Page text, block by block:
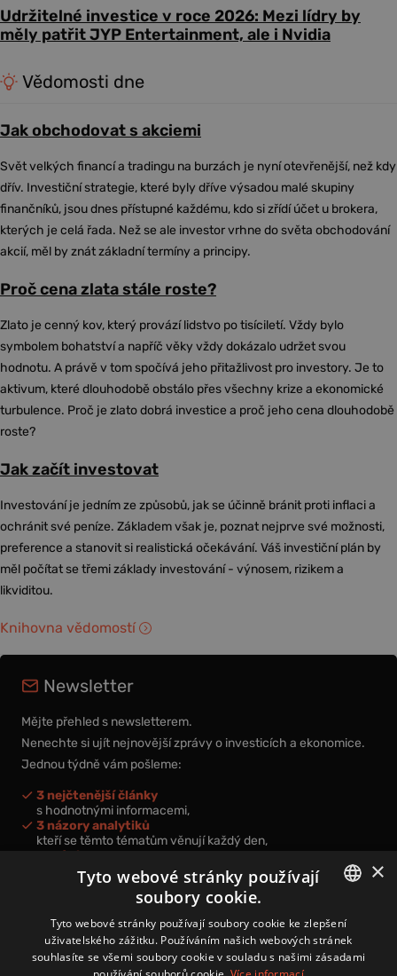
Udržitelné investice v roce 2026: Mezi lídry by
měly patřit JYP Entertainment, ale i Nvidia
Vědomosti dne
Jak obchodovat s akciemi
Svět velkých financí a tradingu na burzách je nyní otevřenější, než kdy
dřív. Investiční strategie, které byly dříve výsadou malé skupiny
finančníků, jsou dnes přístupné každému, kdo si zřídí účet u brokera,
kterých je celá řada. Než se ale investor vrhne do světa obchodování
akcií, měl by znát základní termíny a principy.
Proč cena zlata stále roste?
Zlato je cenný kov, který provází lidstvo po tisíciletí. Vždy bylo
symbolem bohatství a napříč věky vždy dokázalo udržet svou
hodnotu. A právě v tom spočívá jeho přitažlivost pro investory. Je to
aktivum, které dlouhodobě obstálo přes všechny krize a ekonomické
turbulence. Proč je zlato dobrá investice a proč jeho cena dlouhodobě
roste?
Jak začít investovat
Investování je jedním ze způsobů, jak se účinně bránit proti inflaci a
ochránit své peníze. Základem však je, poznat nejprve své možnosti,
preference a stanovit si realistická očekávání. Váš investiční plán by
měl počítat se třemi základy investování - výnosem, rizikem a
likviditou.
Knihovna vědomostí
Newsletter
Mějte přehled s newsletterem.
Nenechte si ujít nejnovější zprávy o investicích a ekonomice.
Jednou týdně vám pošleme:
3 nejčtenější články
s hodnotnými informacemi,
3 názory analytiků
kteří se těmto tématům věnují každý den,
nová videa a podcasty
k prohloubení vašich znalostí.
Přihlášením k newsletteru vyjadřujete svůj souhlas spodmínkami
zpracování osobních údajů.
CZECH
×
Tyto webové stránky používají
soubory cookie.
Tyto webové stránky používají soubory cookie ke zlepšení
uživatelského zážitku. Používáním našich webových stránek
souhlasíte se všemi soubory cookie v souladu s našimi zásadami